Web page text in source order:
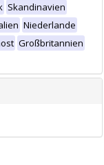
Skandinavien
Niederlande
Großbritannien